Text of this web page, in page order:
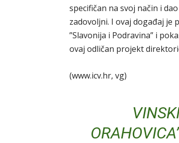
specifičan na svoj način i
zadovoljni. I ovaj događaj je
”Slavonija i Podravina” i
ovaj odličan projekt
(www.icv.hr, vg)